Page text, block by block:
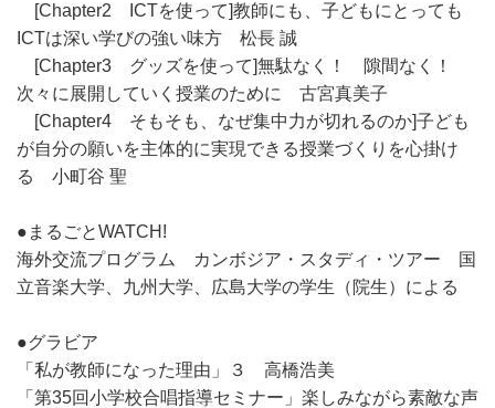
[Chapter2 ICTを使って]教師にも、子どもにとっても
ICTは深い学びの強い味方 松長 誠
[Chapter3 グッズを使って]無駄なく！ 隙間なく！
次々に展開していく授業のために 古宮真美子
[Chapter4 そもそも、なぜ集中力が切れるのか]子ども
が自分の願いを主体的に実現できる授業づくりを心掛け
る 小町谷 聖
●まるごとWATCH!
海外交流プログラム カンボジア・スタディ・ツアー 国
立音楽大学、九州大学、広島大学の学生（院生）による
●グラビア
「私が教師になった理由」３ 高橋浩美
「第35回小学校合唱指導セミナー」楽しみながら素敵な声